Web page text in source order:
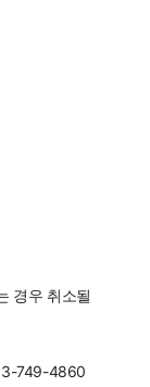
경우 취소될
749-4860